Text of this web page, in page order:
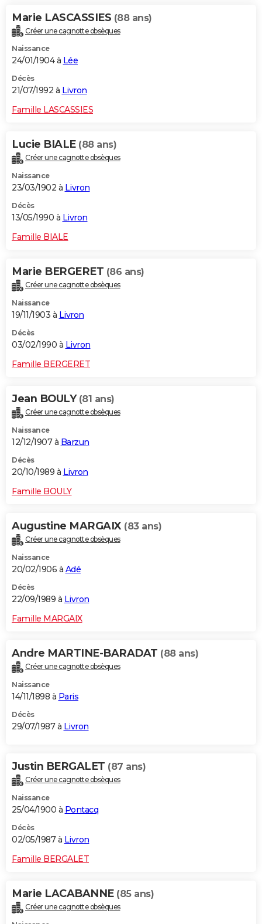
Marie LASCASSIES (88 ans)
Créer une cagnotte obsèques
Naissance
24/01/1904 à Lée
Décès
21/07/1992 à Livron
Famille LASCASSIES
Lucie BIALE (88 ans)
Créer une cagnotte obsèques
Naissance
23/03/1902 à Livron
Décès
13/05/1990 à Livron
Famille BIALE
Marie BERGERET (86 ans)
Créer une cagnotte obsèques
Naissance
19/11/1903 à Livron
Décès
03/02/1990 à Livron
Famille BERGERET
Jean BOULY (81 ans)
Créer une cagnotte obsèques
Naissance
12/12/1907 à Barzun
Décès
20/10/1989 à Livron
Famille BOULY
Augustine MARGAIX (83 ans)
Créer une cagnotte obsèques
Naissance
20/02/1906 à Adé
Décès
22/09/1989 à Livron
Famille MARGAIX
Andre MARTINE-BARADAT (88 ans)
Créer une cagnotte obsèques
Naissance
14/11/1898 à Paris
Décès
29/07/1987 à Livron
Justin BERGALET (87 ans)
Créer une cagnotte obsèques
Naissance
25/04/1900 à Pontacq
Décès
02/05/1987 à Livron
Famille BERGALET
Marie LACABANNE (85 ans)
Créer une cagnotte obsèques